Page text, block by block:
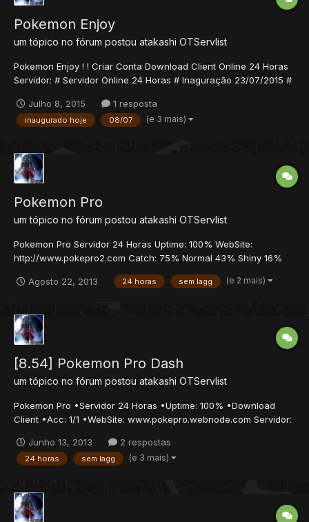
Pokemon Enjoy
um tópico no fórum postou atakashi OTServlist
Pokemon Enjoy ! ! Criar Conta Download Client Online 24 Horas
Servidor: # Servidor Online 24 Horas # Inaguração 23/07/2015 #
Julho 8, 2015
1 resposta
inaugurado hoje 08/07 (e 3 mais)
Pokemon Pro
um tópico no fórum postou atakashi OTServlist
Pokemon Pro Servidor 24 Horas Uptime: 100% WebSite:
http://www.pokepro2.com Catch: 75% Normal 43% Shiny 16%
Tyranitar Quest Raikou Quest Ditto Quest Suicune Fun Jungle
Color 1...
Agosto 22, 2013 24 horas sem lagg (e 2 mais)
[8.54] Pokemon Pro Dash
um tópico no fórum postou atakashi OTServlist
Pokemon Pro •Servidor 24 Horas •Uptime: 100% •Download
Client •Acc: 1/1 •WebSite: www.pokepro.webnode.com Servidor:
•Sistema de fly 100% •Sistema de Fishing 100% •Sistema de
Evolution 100% •Sistema de Surf 100% •Free-Premium C...
Junho 13, 2013 2 respostas
24 horas sem lagg (e 3 mais)